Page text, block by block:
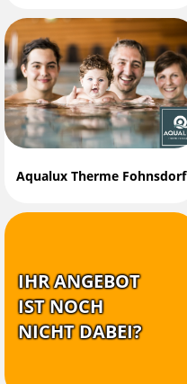
Aqualux Therme Fohnsdorf
IHR ANGEBOT
IST NOCH
NICHT DABEI?